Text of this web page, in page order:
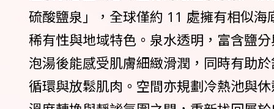
硫酸鹽泉」，全球僅約 11 處擁有相似海
稀有性與地域特色。泉水透明，富含鹽
泡湯後能感受肌膚細緻滑潤，同時有助
循環與放鬆肌肉。空間亦規劃冷熱池與